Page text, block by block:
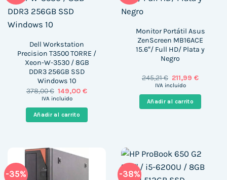
Dell Workstation
Precision T3500 TORRE /
Xeon-W-3530 / 8GB
DDR3 256GB SSD
Windows 10
378,00€ El
precio
era:
378,00 €.
149,00€El
es:
149,00 €.
IVA incluido
Añadir al carrito
Monitor Portátil Asus
ZenScreen MB16ACE
15.6″/ Full HD/ Plata y
Negro
245,21€ El
precio
era:
245,21 €.
211,99€El
es:
211,99 €.
IVA incluido
Añadir al carrito
-35% -38%